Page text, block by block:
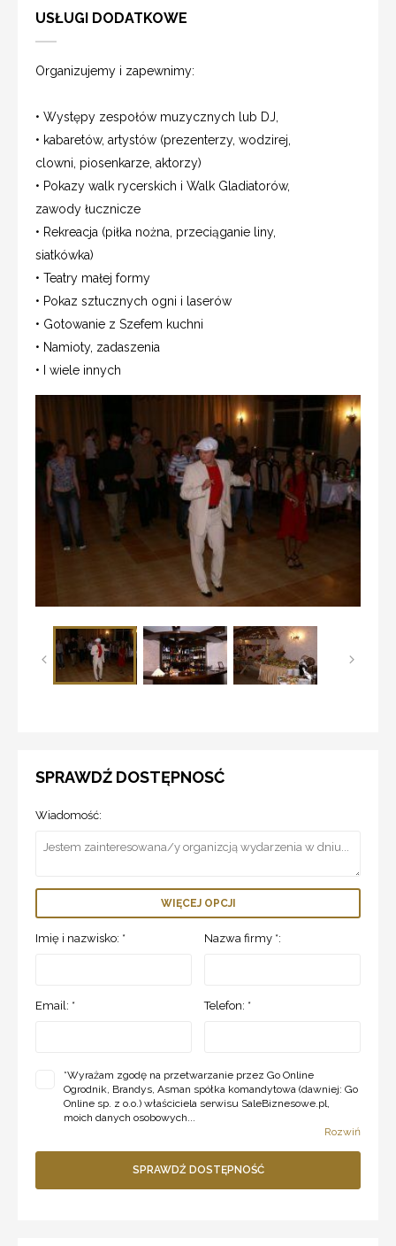
USŁUGI DODATKOWE
Organizujemy i zapewnimy:
• Występy zespołów muzycznych lub DJ,
• kabaretów, artystów (prezenterzy, wodzirej,
clowni, piosenkarze, aktorzy)
• Pokazy walk rycerskich i Walk Gladiatorów,
zawody łucznicze
• Rekreacja (piłka nożna, przeciąganie liny,
siatkówka)
• Teatry małej formy
• Pokaz sztucznych ogni i laserów
• Gotowanie z Szefem kuchni
• Namioty, zadaszenia
• I wiele innych
SPRAWDŹ DOSTĘPNOSĆ
Wiadomość:
WIĘCEJ OPCJI
Imię i nazwisko: * Nazwa firmy *:
Email: * Telefon: *
*Wyrażam zgodę na przetwarzanie przez Go Online
Ogrodnik, Brandys, Asman spółka komandytowa (dawniej: Go
Online sp. z o.o.) właściciela serwisu SaleBiznesowe.pl,
moich danych osobowych...
Rozwiń
SPRAWDŹ DOSTĘPNOŚĆ